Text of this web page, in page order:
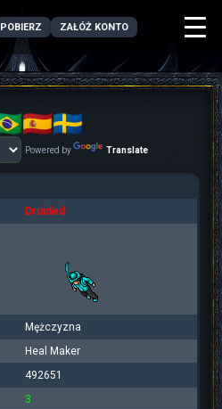
POBIERZ ZAŁÓŻ KONTO
Powered by Translate
Druided
Mężczyzna
Heal Maker
492651
3